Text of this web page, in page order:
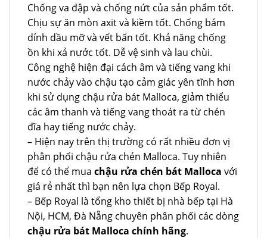
Chống va đập và chống nứt của sản phẩm tốt.
Chịu sự ăn mòn axit và kiềm tốt. Chống bám
dính dầu mỡ và vết bẩn tốt. Khả năng chống
ồn khi xả nước tốt. Dễ vệ sinh và lau chùi.
Công nghệ hiện đại cách âm và tiếng vang khi
nước chảy vào chậu tạo cảm giác yên tĩnh hơn
khi sử dụng chậu rửa bát Malloca, giảm thiểu
các âm thanh và tiếng vang thoát ra từ chén
đĩa hay tiếng nước chảy.
– Hiện nay trên thị trường có rất nhiều đơn vị
phân phối chậu rửa chén Malloca. Tuy nhiên
để có thể mua chậu rửa chén bát Malloca với
giá rẻ nhất thì bạn nên lựa chọn Bếp Royal.
– Bếp Royal là tổng kho thiết bị nhà bếp tại Hà
Nội, HCM, Đà Nẵng chuyên phân phối các dòng
chậu rửa bát Malloca chính hãng.